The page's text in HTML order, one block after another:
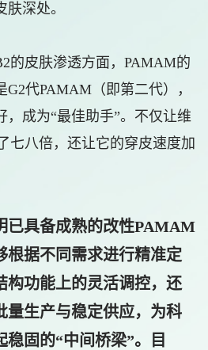
深处。
的皮肤渗透方面，PAMAM的
代PAMAM（即第二代），
，成为“最佳助手”。不仅让维
七八倍，还让它的穿皮速度加
已具备成熟的改性PAMAM
根据不同需求进行精准定
构功能上的灵活调控，还
量生产与稳定供应，为科
固的“中间桥梁”。目